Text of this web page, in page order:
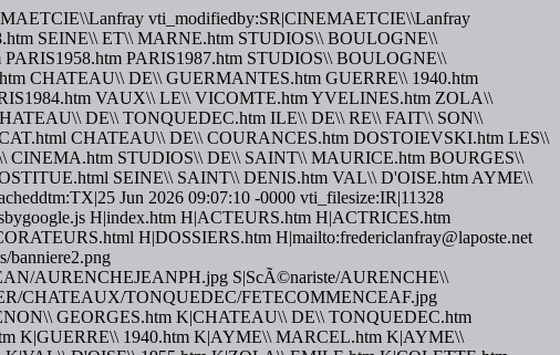
vti_modifiedby:SR|CINEMAETCIE\\Lanfray
SEINE\\ ET\\ MARNE.htm STUDIOS\\ BOULOGNE\\
PARIS1987.htm STUDIOS\\ BOULOGNE\\
CHATEAU\\ DE\\ GUERMANTES.htm GUERRE\\ 1940.htm
VAUX\\ LE\\ VICOMTE.htm YVELINES.htm ZOLA\\
DE\\ TONQUEDEC.htm ILE\\ DE\\ RE\\ FAIT\\ SON\\
CHATEAU\\ DE\\ COURANCES.htm DOSTOIEVSKI.htm LES\\
STUDIOS\\ DE\\ SAINT\\ MAURICE.htm BOURGES\\
SEINE\\ SAINT\\ DENIS.htm VAL\\ D'OISE.htm AYME\\
Jun 2026 09:07:10 -0000 vti_filesize:IR|11328
H|index.htm H|ACTEURS.htm H|ACTRICES.htm
H|DOSSIERS.htm H|mailto:fredericlanfray@laposte.net
banniere2.png
AURENCHEJEANPH.jpg S|ScÃ©nariste/AURENCHE\\
CHATEAUX/TONQUEDEC/FETECOMMENCEAF.jpg
GEORGES.htm K|CHATEAU\\ DE\\ TONQUEDEC.htm
K|GUERRE\\ 1940.htm K|AYME\\ MARCEL.htm K|AYME\\